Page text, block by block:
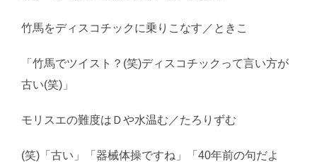
竹馬をディスコチックに乗りこなす／ときこ
「竹馬でツイスト？(笑)ディスコチックって言い方が
古い(笑)」
モリスエの難度はＤや水温む／たろりずむ
(笑)「古い」「器械体操ですね」「40年前の句だよ